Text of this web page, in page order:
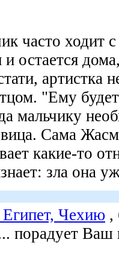
часто ходит
остается
артистка
"Ему будет
мальчику
Сама
какие-то
зла она
Чехию ,
порадует Ваш